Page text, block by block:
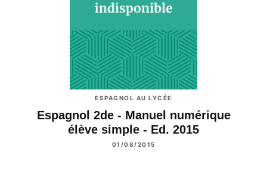
ESPAGNOL AU LYCÉE
Espagnol 2de - Manuel numérique
élève simple - Ed. 2015
01/08/2015